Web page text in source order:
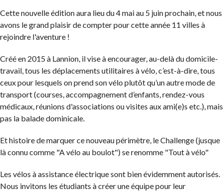
Cette nouvelle édition aura lieu du 4 mai au 5 juin prochain, et nous
avons le grand plaisir de compter pour cette année 11 villes à
rejoindre l'aventure !
Créé en 2015 à Lannion, il vise à encourager, au-delà du domicile-
travail, tous les déplacements utilitaires à vélo, c’est-à-dire, tous
ceux pour lesquels on prend son vélo plutôt qu’un autre mode de
transport (courses, accompagnement d’enfants, rendez-vous
médicaux, réunions d'associations ou visites aux ami(e)s etc.), mais
pas la balade dominicale.
Et histoire de marquer ce nouveau périmètre, le Challenge (jusque
là connu comme "A vélo au boulot") se renomme "Tout à vélo"
Les vélos à assistance électrique sont bien évidemment autorisés.
Nous invitons les étudiants à créer une équipe pour leur